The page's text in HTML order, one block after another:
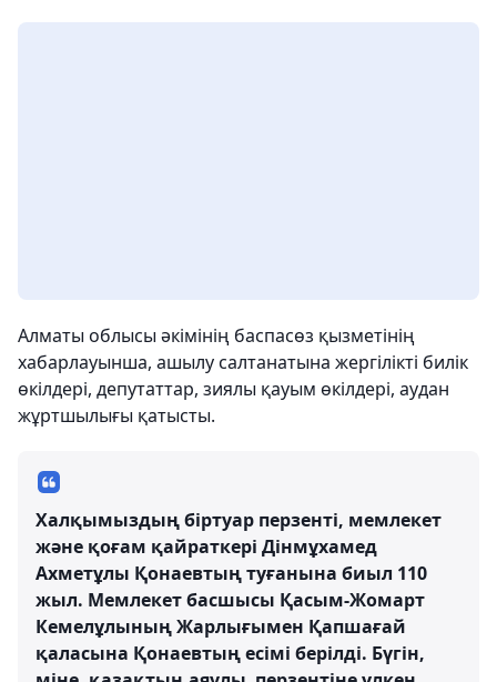
Алматы облысы әкімінің баспасөз қызметінің
хабарлауынша, ашылу салтанатына жергілікті билік
өкілдері, депутаттар, зиялы қауым өкілдері, аудан
жұртшылығы қатысты.
Халқымыздың біртуар перзенті, мемлекет
және қоғам қайраткері Дінмұхамед
Ахметұлы Қонаевтың туғанына биыл 110
жыл. Мемлекет басшысы Қасым-Жомарт
Кемелұлының Жарлығымен Қапшағай
қаласына Қонаевтың есімі берілді. Бүгін,